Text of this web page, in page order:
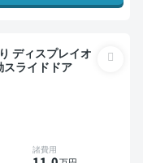
スライドドア
諸費用